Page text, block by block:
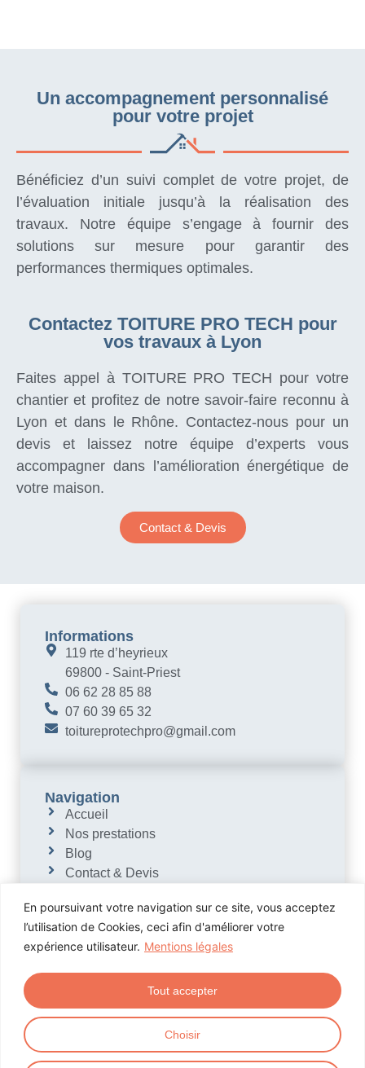
En poursuivant votre navigation sur ce site, vous acceptez
l’utilisation de Cookies, ceci afin d'améliorer votre
expérience utilisateur. Mentions légales
Choisir
Tout accepter
Un accompagnement personnalisé
pour votre projet
Bénéficiez d’un suivi complet de votre projet, de
l’évaluation initiale jusqu’à la réalisation des
travaux. Notre équipe s’engage à fournir des
solutions sur mesure pour garantir des
performances thermiques optimales.
Contactez TOITURE PRO TECH pour
vos travaux à Lyon
Faites appel à TOITURE PRO TECH pour votre
chantier et profitez de notre savoir-faire reconnu à
Lyon et dans le Rhône. Contactez-nous pour un
devis et laissez notre équipe d’experts vous
accompagner dans l’amélioration énergétique de
votre maison.
Contact & Devis
Informations
119 rte d’heyrieux
69800 - Saint-Priest
06 62 28 85 88
07 60 39 65 32
toitureprotechpro@gmail.com
Navigation
Accueil
Nos prestations
Blog
Contact & Devis
© 2025 - Toiture Protech - Mentions
Légales
Création Phenix Info